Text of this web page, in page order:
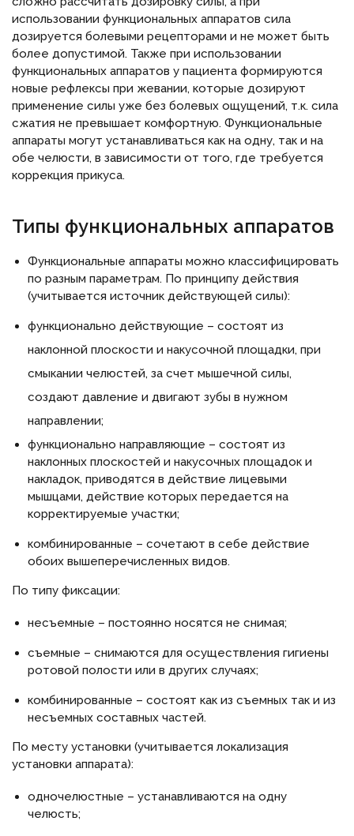
использовании функциональных аппаратов сила
дозируется болевыми рецепторами и не может быть
более допустимой. Также при использовании
функциональных аппаратов у пациента формируются
новые рефлексы при жевании, которые дозируют
применение силы уже без болевых ощущений, т.к. сила
сжатия не превышает комфортную. Функциональные
аппараты могут устанавливаться как на одну, так и на
обе челюсти, в зависимости от того, где требуется
коррекция прикуса.
Типы функциональных аппаратов
Функциональные аппараты можно классифицировать
по разным параметрам. По принципу действия
(учитывается источник действующей силы):
функционально действующие – состоят из
наклонной плоскости и накусочной площадки, при
смыкании челюстей, за счет мышечной силы,
создают давление и двигают зубы в нужном
направлении;
функционально направляющие – состоят из
наклонных плоскостей и накусочных площадок и
накладок, приводятся в действие лицевыми
мышцами, действие которых передается на
корректируемые участки;
комбинированные – сочетают в себе действие
обоих вышеперечисленных видов.
По типу фиксации:
несъемные – постоянно носятся не снимая;
съемные – снимаются для осуществления гигиены
ротовой полости или в других случаях;
комбинированные – состоят как из съемных так и из
несъемных составных частей.
По месту установки (учитывается локализация
установки аппарата):
одночелюстные – устанавливаются на одну
челюсть;